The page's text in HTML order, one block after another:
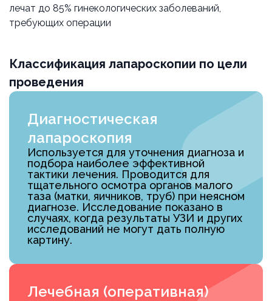
лечат до 85% гинекологических заболеваний,
требующих операции
Классификация лапароскопии по цели
проведения
Диагностическая
лапароскопия
Используется для уточнения диагноза и
подбора наиболее эффективной
тактики лечения. Проводится для
тщательного осмотра органов малого
таза (матки, яичников, труб) при неясном
диагнозе. Исследование показано в
случаях, когда результаты УЗИ и других
исследований не могут дать полную
картину.
Лечебная (оперативная)